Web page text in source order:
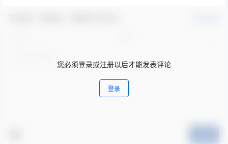
您必须登录或注册以后才能发表评论
登录